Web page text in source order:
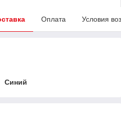
Оплата Условия
Синий